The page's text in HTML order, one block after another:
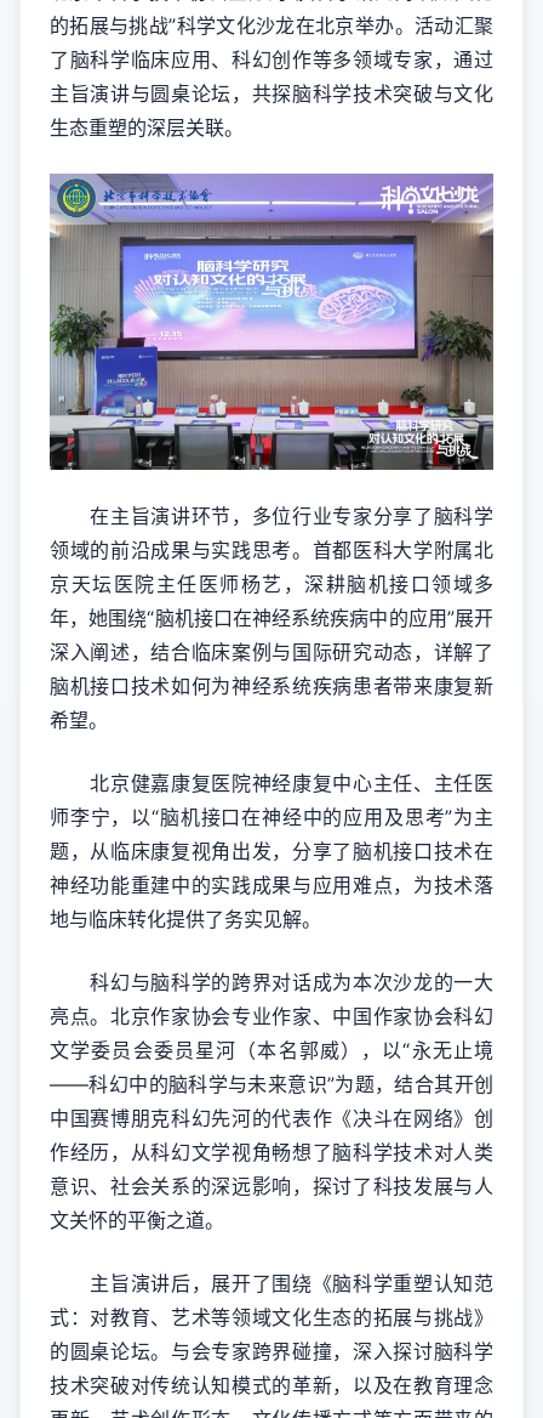
的拓展与挑战”科学文化沙龙在北京举办。活动汇聚
了脑科学临床应用、科幻创作等多领域专家，通过
主旨演讲与圆桌论坛，共探脑科学技术突破与文化
生态重塑的深层关联。
在主旨演讲环节，多位行业专家分享了脑科学
领域的前沿成果与实践思考。首都医科大学附属北
京天坛医院主任医师杨艺，深耕脑机接口领域多
年，她围绕“脑机接口在神经系统疾病中的应用”展开
深入阐述，结合临床案例与国际研究动态，详解了
脑机接口技术如何为神经系统疾病患者带来康复新
希望。
北京健嘉康复医院神经康复中心主任、主任医
师李宁，以“脑机接口在神经中的应用及思考”为主
题，从临床康复视角出发，分享了脑机接口技术在
神经功能重建中的实践成果与应用难点，为技术落
地与临床转化提供了务实见解。
科幻与脑科学的跨界对话成为本次沙龙的一大
亮点。北京作家协会专业作家、中国作家协会科幻
文学委员会委员星河（本名郭威），以“永无止境
——科幻中的脑科学与未来意识”为题，结合其开创
中国赛博朋克科幻先河的代表作《决斗在网络》创
作经历，从科幻文学视角畅想了脑科学技术对人类
意识、社会关系的深远影响，探讨了科技发展与人
文关怀的平衡之道。
主旨演讲后，展开了围绕《脑科学重塑认知范
式：对教育、艺术等领域文化生态的拓展与挑战》
的圆桌论坛。与会专家跨界碰撞，深入探讨脑科学
技术突破对传统认知模式的革新，以及在教育理念